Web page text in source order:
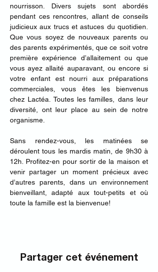
nourrisson. Divers sujets sont abordés
pendant ces rencontres, allant de conseils
judicieux aux trucs et astuces du quotidien.
Que vous soyez de nouveaux parents ou
des parents expérimentés, que ce soit votre
première expérience d’allaitement ou que
vous ayez allaité auparavant, ou encore si
votre enfant est nourri aux préparations
commerciales, vous êtes les bienvenus
chez Lactéa. Toutes les familles, dans leur
diversité, ont leur place au sein de notre
organisme.
Sans rendez-vous, les matinées se
déroulent tous les mardis matin, de 9h30 à
12h.​ Profitez-en pour sortir de la maison et
venir partager un moment précieux avec
d’autres parents, dans un environnement
bienveillant, adapté aux tout-petits et où
toute la famille est la bienvenue!
Partager cet événement